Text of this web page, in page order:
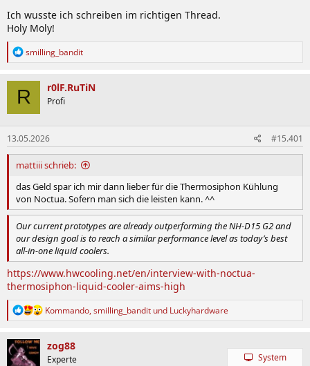
Ich wusste ich schreiben im richtigen Thread.
Holy Moly!
R
k
t
i
o
n
e
n
:
smilling_bandit
R r0lF.RuTiN
Profi
13.05.2026 #15.401
mattiii schrieb:
das Geld spar ich mir dann lieber für die Thermosiphon Kühlung
von Noctua. Sofern man sich die leisten kann. ^^
Our current prototypes are already outperforming the NH-D15 G2 and
our design goal is to reach a similar performance level as today’s best
all-in-one liquid coolers.
https://www.hwcooling.net/en/interview-with-noctua-
thermosiphon-liquid-cooler-aims-high
R
k
Kommando, smilling_bandit und Luckyhardware
zog88
Experte System